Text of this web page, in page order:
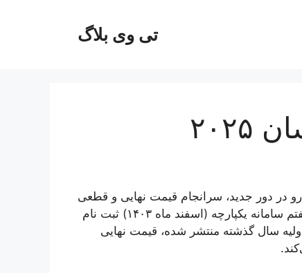
تی وی بلاگ
در دور جدید، سرانجام قیمت نهایی و قطعی
هیوندای توسان L مدل ۲۰۲۵ را برای متقاضیانی که در دور هفتم سامانه یکپارچه (اسفند ماه ۱۴۰۳) ثبت نام
سال گذشته منتشر شده، قیمت نهایی